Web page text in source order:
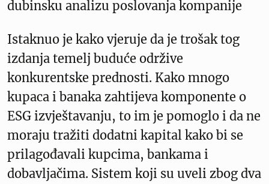
dubinsku analizu poslovanja kompanije
Istaknuo je kako vjeruje da je trošak tog
izdanja temelj buduće održive
konkurentske prednosti. Kako mnogo
kupaca i banaka zahtijeva komponente o
ESG izvještavanju, to im je pomoglo i da ne
moraju tražiti dodatni kapital kako bi se
prilagođavali kupcima, bankama i
dobavljačima. Sistem koji su uveli zbog dva